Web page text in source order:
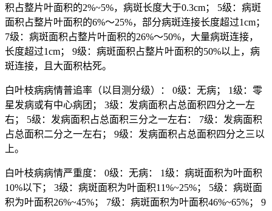
积占整片叶面积的2%~5%，病斑长度大于0.3cm； 5级：病斑
面积占整片叶面积的6%～25%，部分病斑连接长度超过1cm；
7级：病斑面积占整片叶面积的26%～50%，大量病斑连接，
长度超过1cm； 9级：病斑面积占整片叶面积的50%以上，病
斑连接，且大面积枯死。
白叶枝病病情普追率（以目测分级）： 0级：无病； 1级：零
星发病或有中心病团； 3级：发病面积占总面积四分之一左
右； 5级：发病面积占总面积三分之一左右： 7级：发病面积
占总面积二分之一左右； 9级：发病面积占总面积四分之三以
上。
白叶枝病病情严重度： 0级：无病： 1级：病斑面积为叶面积
10%以下； 3级：病斑面积为叶面积11%~25%； 5级：病斑面
积为叶面积26%~45%； 7级：病斑面积为叶面积46%~65%； 9